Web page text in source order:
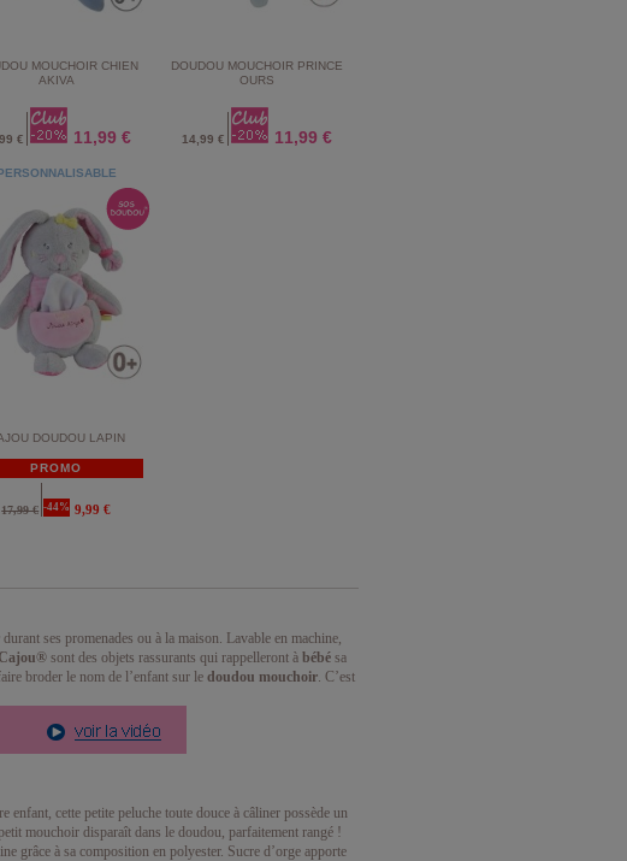
MOUCHOIR CHIEN
AKIVA
€ 11,99 €
DOUDOU MOUCHOIR PRINCE
OURS
14,99 € 11,99 €
DOUDOU LAPIN
PROMO
17,99 € -44% 9,99 €
durant ses promenades ou à la maison. Lavable en machine,
sont des objets rassurants qui rappelleront à bébé sa
broder le nom de l’enfant sur le doudou mouchoir. C’est
cette petite peluche toute douce à câliner possède un
mouchoir disparaît dans le doudou, parfaitement rangé !
grâce à sa composition en polyester. Sucre d’orge apporte